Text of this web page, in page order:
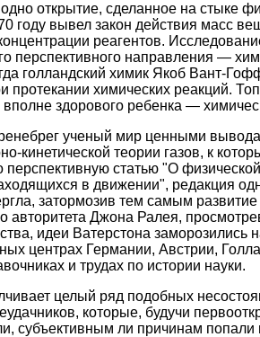
открытие, сделанное на стыке
году вывел закон действия масс
реагентов.
перспективного направления —
голландский химик Якоб Вант-
протекании химических реакций.
здорового ребенка —
ученый мир ценными
кинетической теории газов, к
перспективную статью "О
в движении", редакция
затормозив тем самым
авторитета Джона Ралея,
идеи Ватерстона заморозились
центрах Германии, Австрии,
и трудах по истории науки.
целый ряд подобных
которые, будучи
субъективным ли причинам